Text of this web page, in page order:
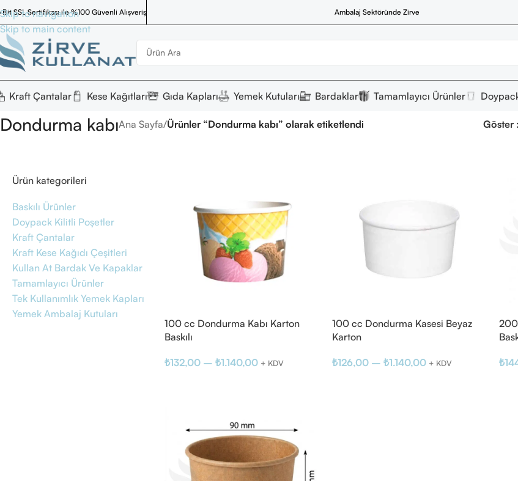
Skip to navigation
Skip to main content
SSL Sertifikası ile %100 Güvenli Alışveriş Ambalaj Sektöründe Zirve
Kraft Çantalar Kese Kağıtları Gıda Kapları Yemek Kutuları Bardaklar Tamamlayıcı Ürünler
Dondurma kabıAna Sayfa/Ürünler “Dondurma kabı” olarak etiketlendi Göster
Ürün kategorileri
Baskılı Ürünler
Doypack Kilitli Poşetler
Kraft Çantalar
Kraft Kese Kağıdı Çeşitleri
Kullan At Bardak Ve Kapaklar
Tamamlayıcı Ürünler
Tek Kullanımlık Yemek Kapları
Yemek Ambalaj Kutuları
100 cc Dondurma Kabı Karton
Baskılı
₺132,00 – ₺1.140,00 + KDV
100 cc Dondurma Kasesi Beyaz
Karton
₺126,00 – ₺1.140,00 + KDV ₺